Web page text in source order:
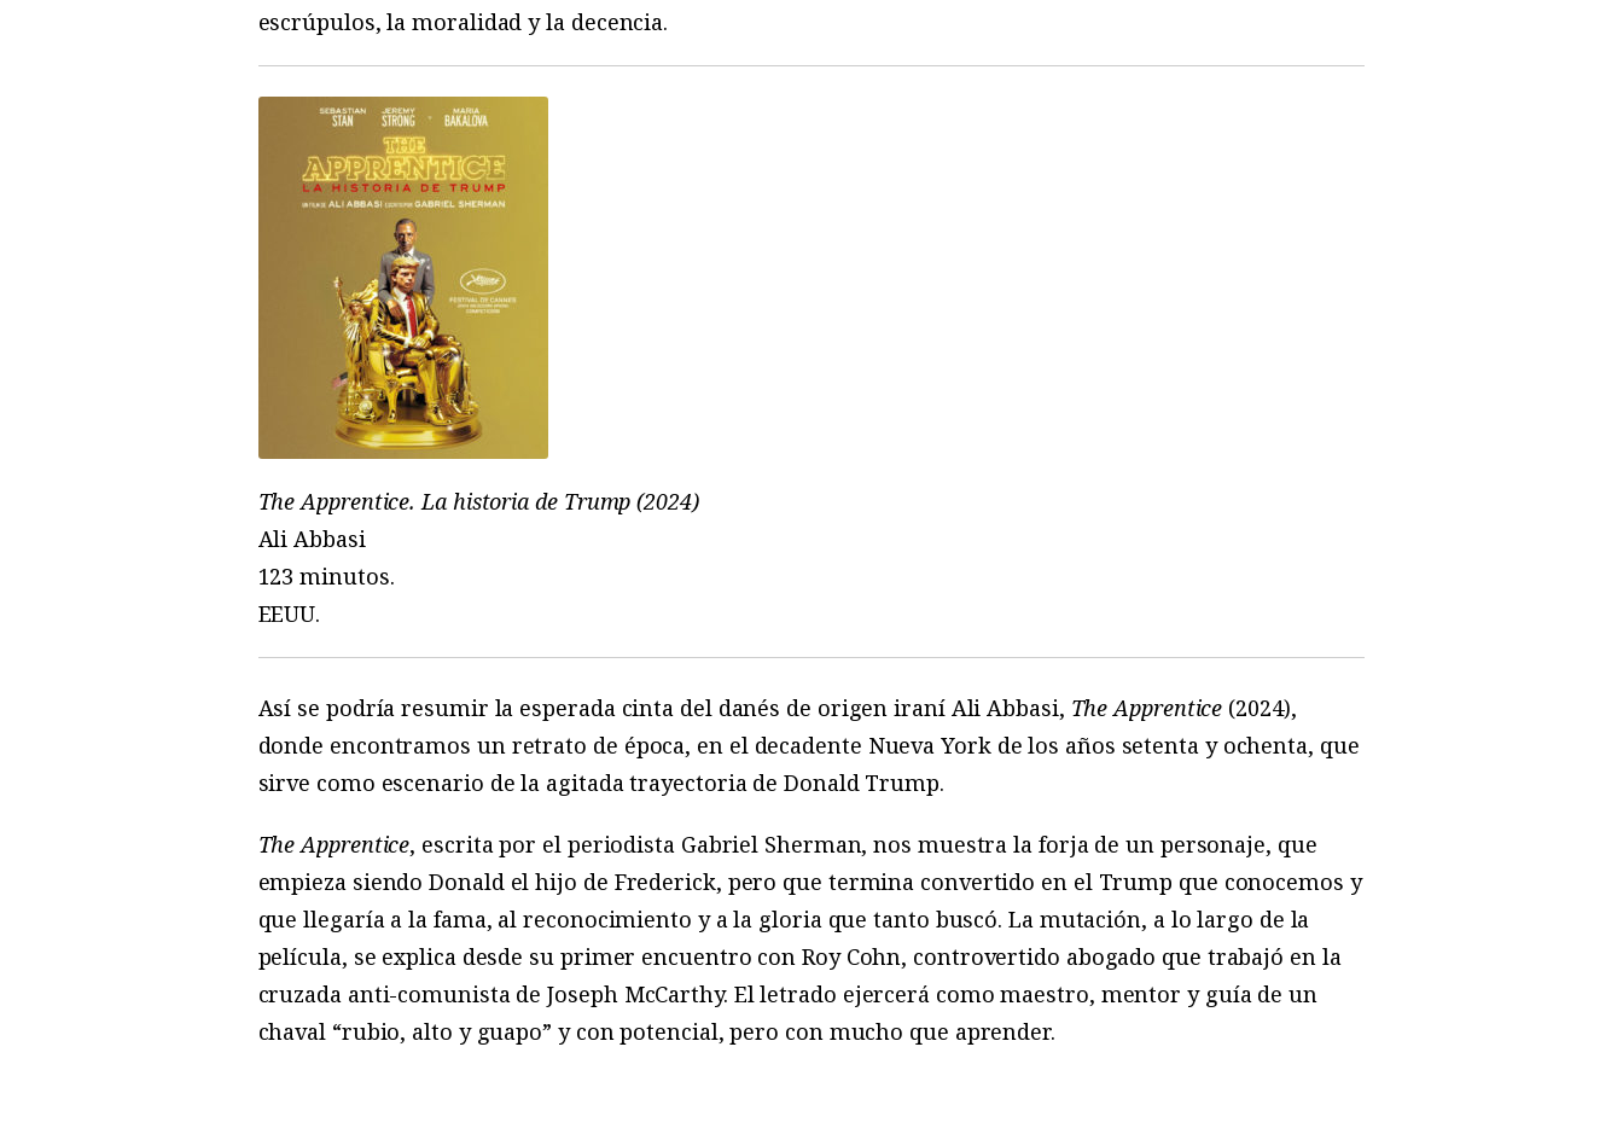
escrúpulos, la moralidad y la decencia.
The Apprentice. La historia de Trump (2024)
Ali Abbasi
123 minutos.
EEUU.
Así se podría resumir la esperada cinta del danés de origen iraní Ali Abbasi, TheApprentice (2024),
donde encontramos un retrato de época, en el decadente Nueva York de los años setenta y ochenta, que
sirve como escenario de la agitada trayectoria de Donald Trump.
The Apprentice, escrita por el periodista Gabriel Sherman, nos muestra la forja de un personaje, que
empieza siendo Donald el hijo de Frederick, pero que termina convertido en el Trump que conocemos y
que llegaría a la fama, al reconocimiento y a la gloria que tanto buscó. La mutación, a lo largo de la
película, se explica desde su primer encuentro con Roy Cohn, controvertido abogado que trabajó en la
cruzada anti-comunista de Joseph McCarthy. El letrado ejercerá como maestro, mentor y guía de un
chaval “rubio, alto y guapo” y con potencial, pero con mucho que aprender.